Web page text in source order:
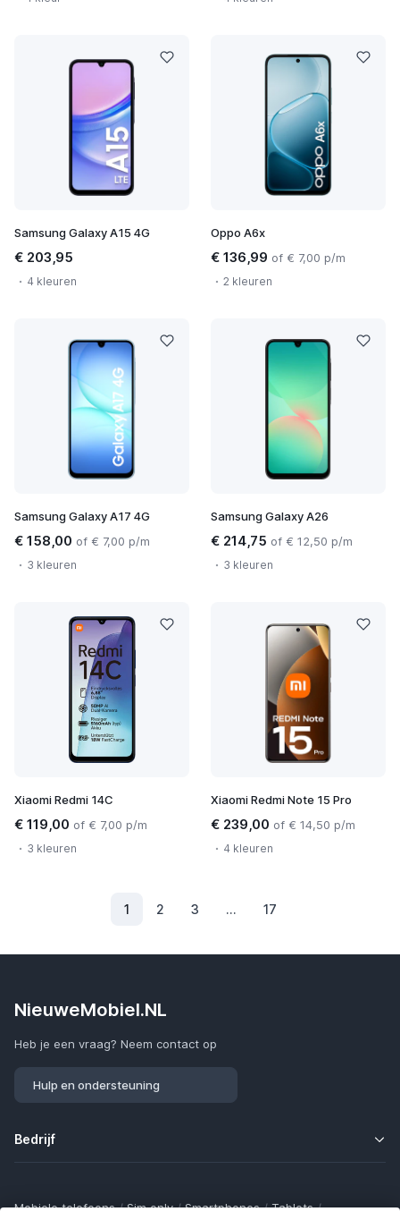
Samsung Galaxy A15 4G
€ 203,95
4 kleuren
Oppo A6x
€ 136,99 of € 7,00 p/m
2 kleuren
Samsung Galaxy A17 4G
€ 158,00 of € 7,00 p/m
3 kleuren
Samsung Galaxy A26
€ 214,75 of € 12,50 p/m
3 kleuren
Xiaomi Redmi 14C
€ 119,00 of € 7,00 p/m
3 kleuren
Xiaomi Redmi Note 15 Pro
€ 239,00 of € 14,50 p/m
4 kleuren
1
2 3 ... 17
NieuweMobiel.NL
Heb je een vraag? Neem contact op
Hulp en ondersteuning
Bedrijf
Mobiele telefoons / Sim only / Smartphones / Tablets /